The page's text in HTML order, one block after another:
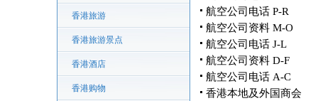
香港旅游
香港旅游景点
香港酒店
香港购物
航空公司电话 P-R
航空公司资料 M-O
航空公司电话 J-L
航空公司资料 D-F
航空公司电话 A-C
香港本地及外国商会